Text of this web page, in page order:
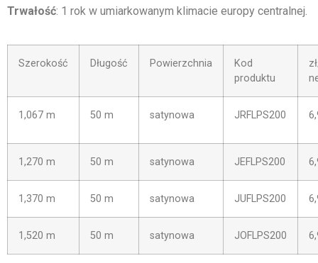
Trwałość: 1 rok w umiarkowanym klimacie europy centralnej.
Szerokość Długość Powierzchnia
Kod
produktu
1,067 m 50 m satynowa JRFLPS200
1,270 m 50 m satynowa JEFLPS200
1,370 m 50 m satynowa JUFLPS200
1,520 m 50 m satynowa JOFLPS200